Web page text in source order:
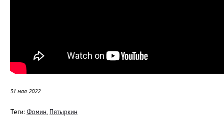
31 мая 2022
Теги: Фомин, Пятыркин